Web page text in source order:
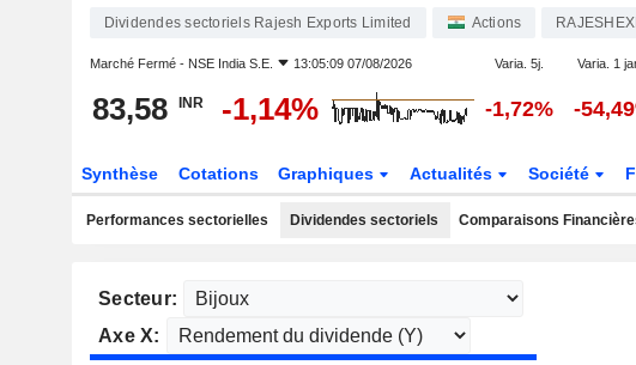
Dividendes sectoriels Rajesh Exports Limited Actions
Marché Fermé - NSE India S.E. 13:05:09 07/08/2026 Varia. 5j. Varia. 1
83,58 INR -1,14% -1,72% -
Synthèse Cotations Graphiques Actualités Société
Performances sectorielles Dividendes sectoriels Comparaisons
Secteur:
Axe X: